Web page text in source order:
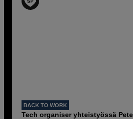
BACK TO WORK
Tech organiser yhteistyössä